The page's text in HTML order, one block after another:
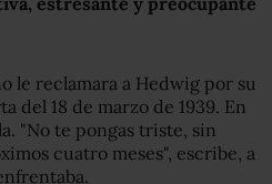
le reclamara a Hedwig por su
del 18 de marzo de 1939. En
"No te pongas triste, sin
cuatro meses", escribe, a